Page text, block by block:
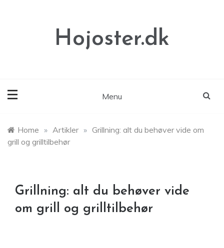
Hojoster.dk
Menu
Home » Artikler » Grillning: alt du behøver vide om
grill og grilltilbehør
Grillning: alt du behøver vide
om grill og grilltilbehør